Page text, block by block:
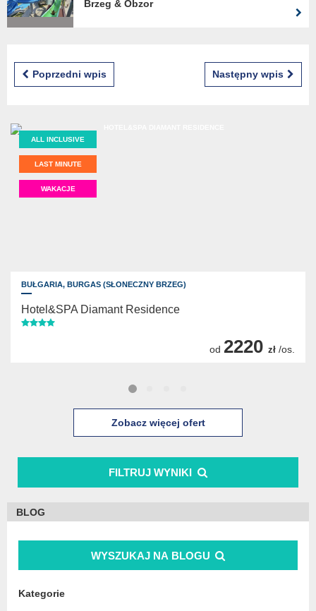
Brzeg & Obzor
Poprzedni wpis Następny wpis
BLOG
WYSZUKAJ NA BLOGU
Kategorie
FILTRUJ WYNIKI
ALL INCLUSIVE
LAST MINUTE
WAKACJE
BUŁGARIA, BURGAS (SŁONECZNY BRZEG)
Hotel&SPA Diamant Residence
od 2220 zł /os.
Zobacz więcej ofert